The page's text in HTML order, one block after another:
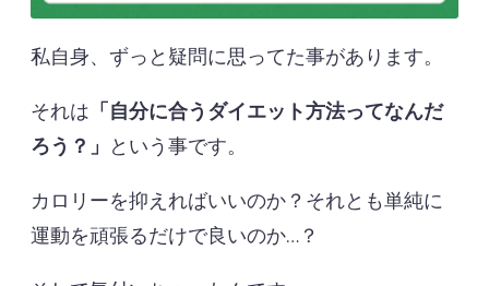
私自身、ずっと疑問に思ってた事があります。
それは 「自分に合うダイエット方法ってなんだ
ろう？」 という事です。
カロリーを抑えればいいのか？それとも単純に
運動を頑張るだけで良いのか…？